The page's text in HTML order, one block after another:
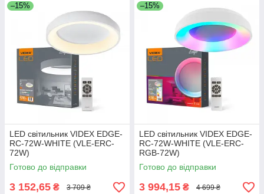
–15%
LED світильник VIDEX EDGE-
RC-72W-WHITE (VLE-ERC-
72W)
Готово до відправки
3 152,65 ₴ 3 709 ₴
–15%
LED світильник VIDEX EDGE-
RC-72W-WHITE (VLE-ERC-
RGB-72W)
Готово до відправки
3 994,15 ₴ 4 699 ₴